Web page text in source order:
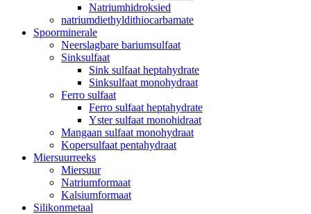
Natriumhidroksied
natriumdiethyldithiocarbamate
Spoorminerale
Neerslagbare bariumsulfaat
Sinksulfaat
Sink sulfaat heptahydrate
Sinksulfaat monohydraat
Ferro sulfaat
Ferro sulfaat heptahydrate
Yster sulfaat monohidraat
Mangaan sulfaat monohydraat
Kopersulfaat pentahydraat
Miersuurreeks
Miersuur
Natriumformaat
Kalsiumformaat
Silikonmetaal